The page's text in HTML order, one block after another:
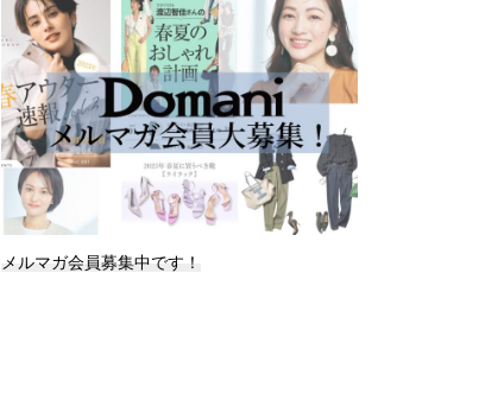
メルマガ会員募集中です！